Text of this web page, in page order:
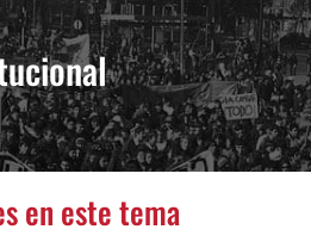
en este tema